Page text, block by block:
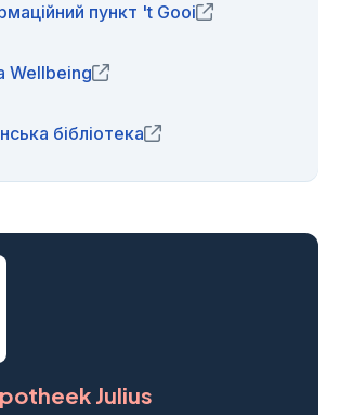
пункт 't Gooi (opens in new
Wellbeing (opens in new window)
бібліотека (opens in new window)
Julius